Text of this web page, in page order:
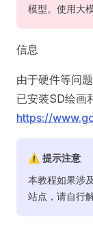
模型。使用大
信息
由于硬件等问
已安装SD绘画
https://
⚠ 提示注意
本教程如果涉
站点，请自行